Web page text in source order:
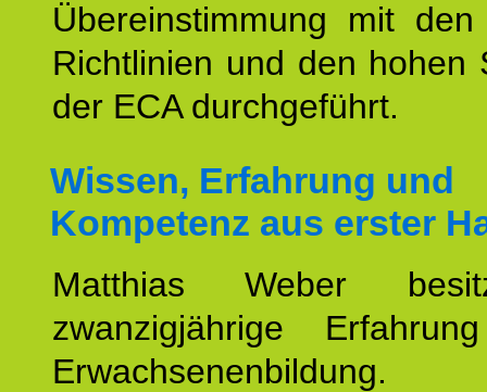
Übereinstimmung mit den
Richtlinien und den hohen
der ECA durchgeführt.
Wissen, Erfahrung und
Kompetenz aus erster
Matthias Weber
zwanzigjährige
Erwachsenenbildung.